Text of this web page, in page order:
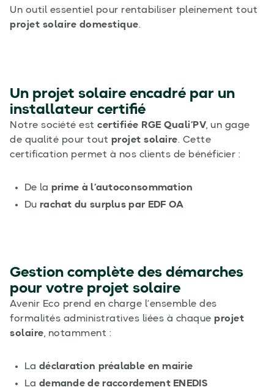
Un outil essentiel pour rentabiliser pleinement tout
projet solaire domestique.
Un projet solaire encadré par un
installateur certifié
Notre société est certifiée RGE Quali’PV, un gage
de qualité pour tout projet solaire. Cette
certification permet à nos clients de bénéficier :
De la prime à l’autoconsommation
Du rachat du surplus par EDF OA
Gestion complète des démarches
pour votre projet solaire
Avenir Eco prend en charge l’ensemble des
formalités administratives liées à chaque projet
solaire, notamment :
La déclaration préalable en mairie
La demande de raccordement ENEDIS